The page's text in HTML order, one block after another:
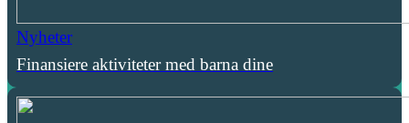
Nyheter
Finansiere aktiviteter med barna dine